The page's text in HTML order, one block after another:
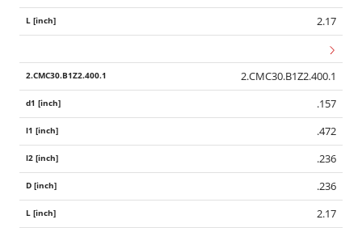
2.17
2.CMC30.B1Z2.400.1
.157
.472
.236
.236
2.17